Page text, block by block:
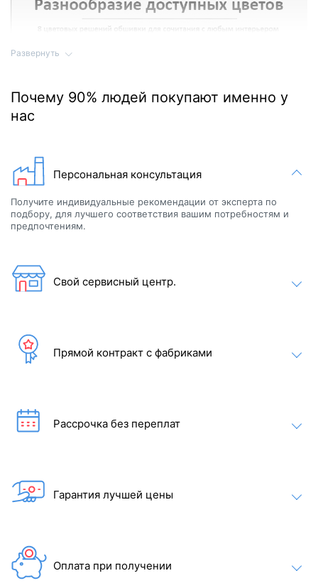
Развернуть
Почему 90% людей покупают именно у
нас
Персональная консультация
Получите индивидуальные рекомендации от эксперта по
подбору, для лучшего соответствия вашим потребностям и
предпочтениям.
Свой сервисный центр.
Прямой контракт с фабриками
Рассрочка без переплат
Гарантия лучшей цены
Оплата при получении